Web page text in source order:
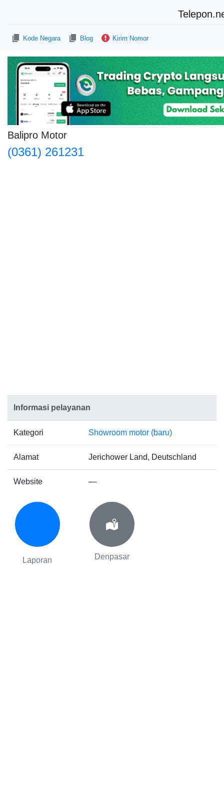
Kode Negara Blog Kirim Nomor
Balipro Motor
(0361) 261231
Informasi pelayanan
Kategori Showroom motor (baru)
Alamat Jerichower Land, Deutschland
Website —
Laporan Denpasar